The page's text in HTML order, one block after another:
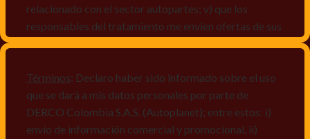
relacionado con el sector autopartes; v) que los
responsables del tratamiento me envíen ofertas de sus
mismos, vi) crear bases de datos de acuerdo a las
características y perfiles de los titulares de Datos
Personales, v) encuestas de satisfacción, vi) reportes
recall.
Términos: Declaro haber sido informado sobre el uso
que se dará a mis datos personales por parte de
DERCO Colombia S.A.S. (Autoplanet); entre estos: i)
envío de información comercial y promocional, ii)